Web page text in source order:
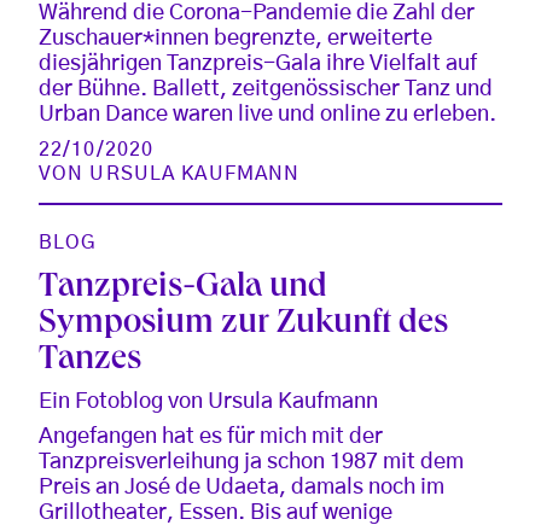
Während die Corona-Pandemie die Zahl der
Zuschauer*innen begrenzte, erweiterte
diesjährigen Tanzpreis-Gala ihre Vielfalt auf
der Bühne. Ballett, zeitgenössischer Tanz und
Urban Dance waren live und online zu erleben.
22/10/2020
VON URSULA KAUFMANN
BLOG
Tanzpreis-Gala und
Symposium zur Zukunft des
Tanzes
Ein Fotoblog von Ursula Kaufmann
Angefangen hat es für mich mit der
Tanzpreisverleihung ja schon 1987 mit dem
Preis an José de Udaeta, damals noch im
Grillotheater, Essen. Bis auf wenige